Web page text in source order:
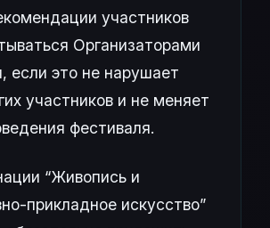
участников
Организаторами
если это не нарушает
участников и не меняет
фестиваля.
“Живопись и
прикладное искусство”